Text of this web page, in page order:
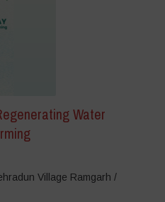
Water
Village Ramgarh /